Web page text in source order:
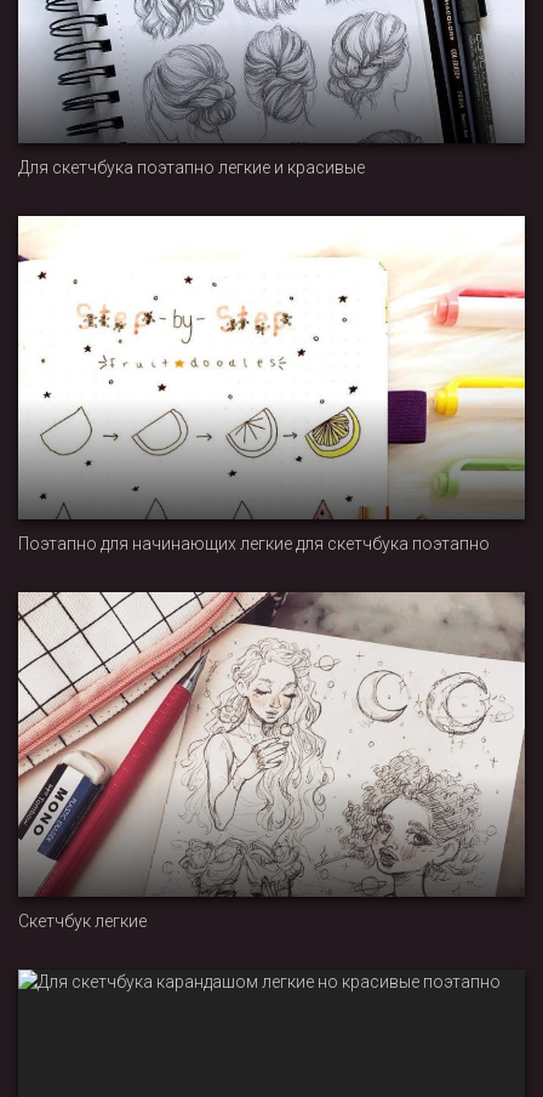
Для скетчбука поэтапно легкие и красивые
Поэтапно для начинающих легкие для скетчбука поэтапно
Скетчбук легкие